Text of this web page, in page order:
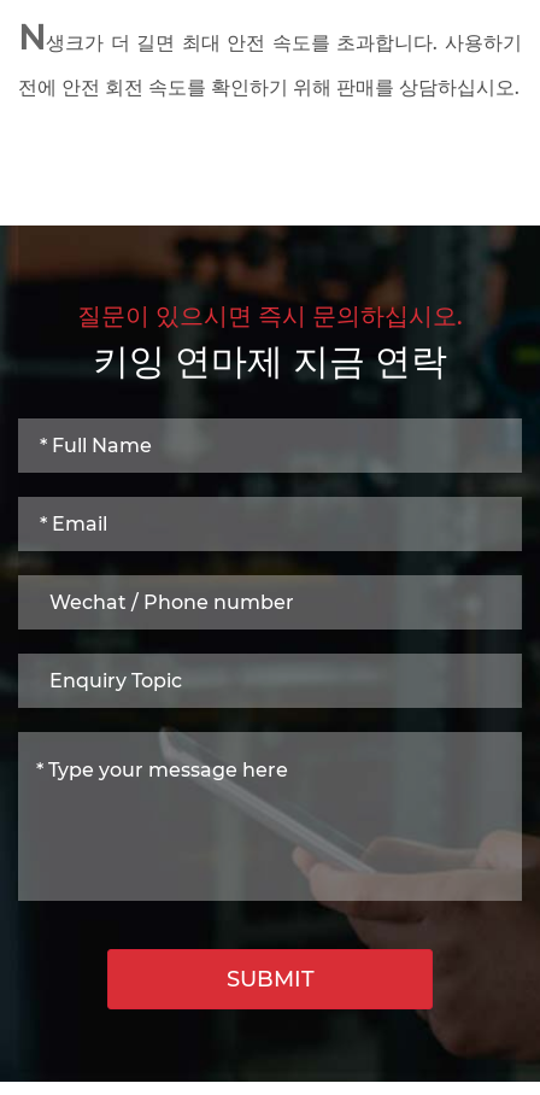
N생크가 더 길면 최대 안전 속도를 초과합니다. 사용하기
전에 안전 회전 속도를 확인하기 위해 판매를 상담하십시오.
질문이 있으시면 즉시 문의하십시오.
키잉 연마제 지금 연락
SUBMIT